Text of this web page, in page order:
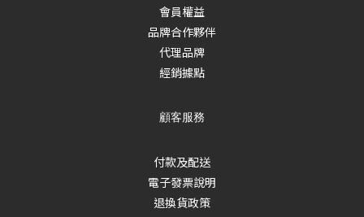
會員權益
品牌合作夥伴
代理品牌
經銷據點
顧客服務
付款及配送
電子發票說明
退換貨政策